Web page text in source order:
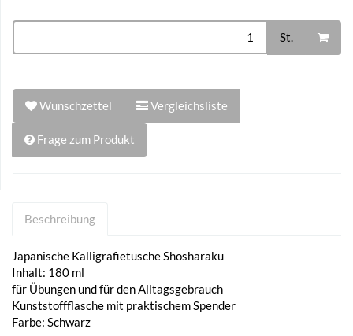
St.
Wunschzettel Vergleichsliste
Frage zum Produkt
Beschreibung
Japanische Kalligrafietusche Shosharaku
Inhalt: 180 ml
für Übungen und für den Alltagsgebrauch
Kunststoffflasche mit praktischem Spender
Farbe: Schwarz